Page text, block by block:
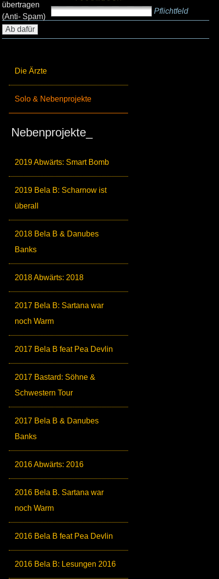
Die Ärzte
Solo & Nebenprojekte
Nebenprojekte_
2019 Abwärts: Smart Bomb
2019 Bela B: Scharnow ist
überall
2018 Bela B & Danubes
Banks
2018 Abwärts: 2018
2017 Bela B: Sartana war
noch Warm
2017 Bela B feat Pea Devlin
2017 Bastard: Söhne &
Schwestern Tour
2017 Bela B & Danubes
Banks
2016 Abwärts: 2016
2016 Bela B. Sartana war
noch Warm
2016 Bela B feat Pea Devlin
2016 Bela B: Lesungen 2016
übertragen
(Anti- Spam)
Pflichtfeld